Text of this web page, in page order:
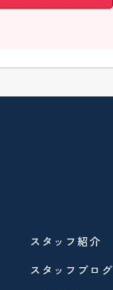
スタッフ紹介
スタッフブログ